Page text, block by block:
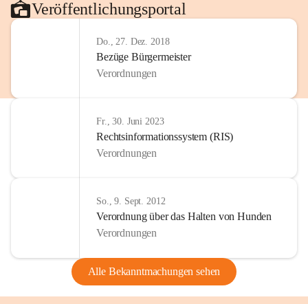
Veröffentlichungsportal
Do., 27. Dez. 2018
Bezüge Bürgermeister
Verordnungen
Fr., 30. Juni 2023
Rechtsinformationssystem (RIS)
Verordnungen
So., 9. Sept. 2012
Verordnung über das Halten von Hunden
Verordnungen
Alle Bekanntmachungen sehen